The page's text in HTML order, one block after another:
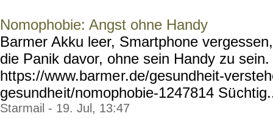
Nomophobie: Angst ohne Handy
Barmer Akku leer, Smartphone
die Panik davor, ohne sein Handy zu
https://www.barmer.de/gesundheit-
gesundheit/nomophobie-1247814 Sü
Starmail - 19. Jul, 13:47